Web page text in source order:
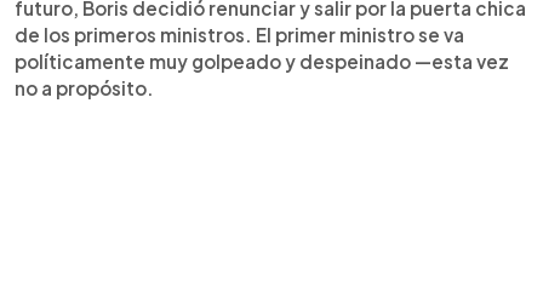
futuro, Boris decidió renunciar y salir por la puerta chica
de los primeros ministros. El primer ministro se va
políticamente muy golpeado y despeinado —esta vez
no a propósito.